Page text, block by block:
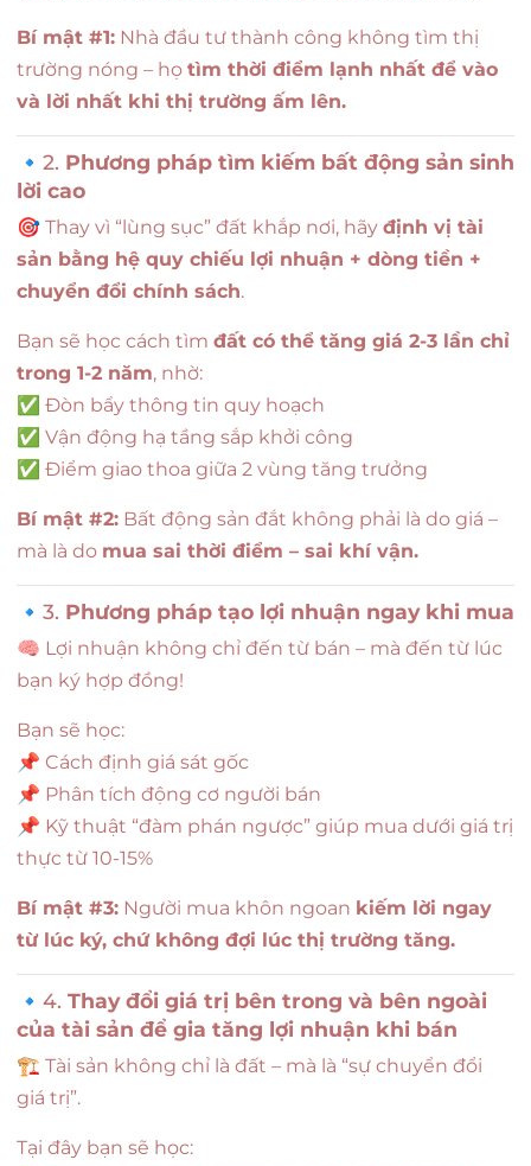
Bí mật #1: Nhà đầu tư thành công không tìm thị
trường nóng – họ tìm thời điểm lạnh nhất để vào
và lời nhất khi thị trường ấm lên.
🔹2. Phương pháp tìm kiếm bất động sản sinh
lời cao
🎯 Thay vì “lùng sục” đất khắp nơi, hãy định vị tài
sản bằng hệ quy chiếu lợi nhuận + dòng tiền +
chuyển đổi chính sách.
Bạn sẽ học cách tìm đất có thể tăng giá 2-3 lần chỉ
trong 1-2 năm, nhờ:
✅ Đòn bẩy thông tin quy hoạch
✅ Vận động hạ tầng sắp khởi công
✅ Điểm giao thoa giữa 2 vùng tăng trưởng
Bí mật #2: Bất động sản đắt không phải là do giá –
mà là do mua sai thời điểm – sai khí vận.
🔹3. Phương pháp tạo lợi nhuận ngay khi mua
🧠 Lợi nhuận không chỉ đến từ bán – mà đến từ lúc
bạn ký hợp đồng!
Bạn sẽ học:
📌 Cách định giá sát gốc
📌 Phân tích động cơ người bán
📌 Kỹ thuật “đàm phán ngược” giúp mua dưới giá trị
thực từ 10-15%
Bí mật #3: Người mua khôn ngoan kiếm lời ngay
từ lúc ký, chứ không đợi lúc thị trường tăng.
🔹4. Thay đổi giá trị bên trong và bên ngoài
của tài sản để gia tăng lợi nhuận khi bán
🏗️ Tài sản không chỉ là đất – mà là “sự chuyển đổi
giá trị”.
Tại đây bạn sẽ học: